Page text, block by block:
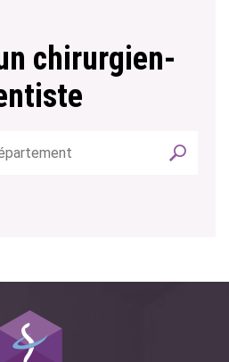
chirurgien-